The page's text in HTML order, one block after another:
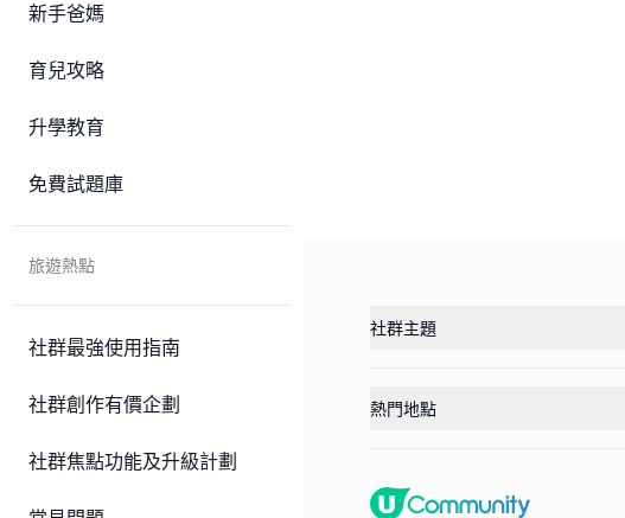
新手爸媽
育兒攻略
升學教育
免費試題庫
旅遊熱點
社群最強使用指南
社群創作有價企劃
社群焦點功能及升級計劃
社群主題
熱門地點